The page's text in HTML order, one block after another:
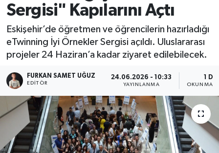
Sergisi" Kapılarını Açtı
Eskişehir’de öğretmen ve öğrencilerin hazırladığı
eTwinning İyi Örnekler Sergisi açıldı. Uluslararası
projeler 24 Haziran’a kadar ziyaret edilebilecek.
FURKAN SAMET UĞUZ
EDITÖR
24.06.2026 - 10:33
YAYINLANMA
1 DK
OKUNMA
Süper Lig Puan Durumu ve Fikstür
Tüm Manşetler
Son Dakika Haberleri
Haber Arşivi